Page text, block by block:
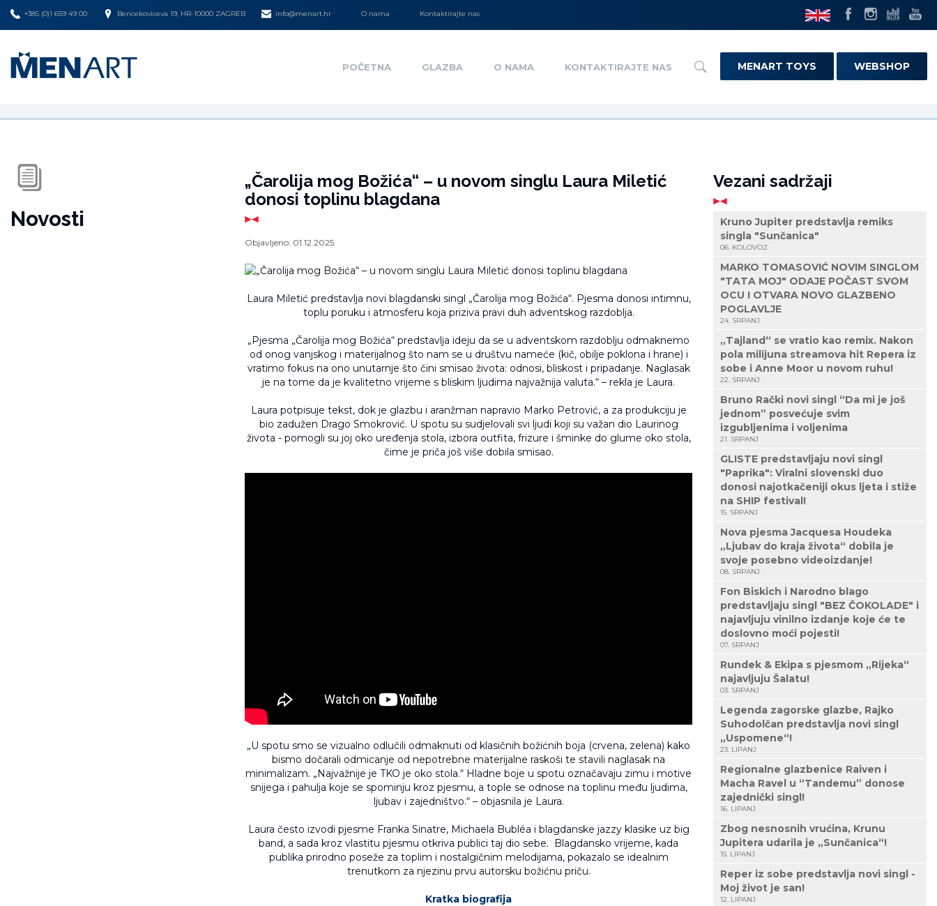
+385 (0)1 659 49 00 Bencekoviceva 19, HR-10000 ZAGREB info@menart.hr O nama Kontaktirajte nas
POČETNA GLAZBA O NAMA KONTAKTIRAJTE NAS MENART TOYS WEBSHOP
Novosti
„Čarolija mog Božića“ – u novom singlu Laura Miletić
donosi toplinu blagdana
Objavljeno: 01.12.2025.
Laura Miletić predstavlja novi blagdanski singl „Čarolija mog Božića“. Pjesma donosi intimnu,
toplu poruku i atmosferu koja priziva pravi duh adventskog razdoblja.
„Pjesma „Čarolija mog Božića“ predstavlja ideju da se u adventskom razdoblju odmaknemo
od onog vanjskog i materijalnog što nam se u društvu nameće (kič, obilje poklona i hrane) i
vratimo fokus na ono unutarnje što čini smisao života: odnosi, bliskost i pripadanje. Naglasak
je na tome da je kvalitetno vrijeme s bliskim ljudima najvažnija valuta.“ – rekla je Laura.
Laura potpisuje tekst, dok je glazbu i aranžman napravio Marko Petrović, a za produkciju je
bio zadužen Drago Smokrović. U spotu su sudjelovali svi ljudi koji su važan dio Laurinog
života - pomogli su joj oko uređenja stola, izbora outfita, frizure i šminke do glume oko stola,
čime je priča još više dobila smisao.
„U spotu smo se vizualno odlučili odmaknuti od klasičnih božićnih boja (crvena, zelena) kako
bismo dočarali odmicanje od nepotrebne materijalne raskoši te stavili naglasak na
minimalizam. „Najvažnije je TKO je oko stola.“ Hladne boje u spotu označavaju zimu i motive
snijega i pahulja koje se spominju kroz pjesmu, a tople se odnose na toplinu među ljudima,
ljubav i zajedništvo.“ – objasnila je Laura.
Laura često izvodi pjesme Franka Sinatre, Michaela Bubléa i blagdanske jazzy klasike uz big
band, a sada kroz vlastitu pjesmu otkriva publici taj dio sebe. Blagdansko vrijeme, kada
publika prirodno poseže za toplim i nostalgičnim melodijama, pokazalo se idealnim
trenutkom za njezinu prvu autorsku božićnu priču.
Kratka biografija
Vezani sadržaji
Kruno Jupiter predstavlja remiks
singla "Sunčanica"
06. KOLOVOZ
MARKO TOMASOVIĆ NOVIM SINGLOM
"TATA MOJ" ODAJE POČAST SVOM
OCU I OTVARA NOVO GLAZBENO
POGLAVLJE
24. SRPANJ
„Tajland“ se vratio kao remix. Nakon
pola milijuna streamova hit Repera iz
sobe i Anne Moor u novom ruhu!
22. SRPANJ
Bruno Rački novi singl “Da mi je još
jednom” posvećuje svim
izgubljenima i voljenima
21. SRPANJ
GLISTE predstavljaju novi singl
"Paprika": Viralni slovenski duo
donosi najotkačeniji okus ljeta i stiže
na SHIP festival!
15. SRPANJ
Nova pjesma Jacquesa Houdeka
„Ljubav do kraja života“ dobila je
svoje posebno videoizdanje!
08. SRPANJ
Fon Biskich i Narodno blago
predstavljaju singl "BEZ ČOKOLADE" i
najavljuju vinilno izdanje koje će te
doslovno moći pojesti!
07. SRPANJ
Rundek & Ekipa s pjesmom „Rijeka“
najavljuju Šalatu!
03. SRPANJ
Legenda zagorske glazbe, Rajko
Suhodolčan predstavlja novi singl
„Uspomene“!
23. LIPANJ
Regionalne glazbenice Raiven i
Macha Ravel u “Tandemu” donose
zajednički singl!
16. LIPANJ
Zbog nesnosnih vrućina, Krunu
Jupitera udarila je „Sunčanica“!
15. LIPANJ
Reper iz sobe predstavlja novi singl -
Moj život je san!
12. LIPANJ